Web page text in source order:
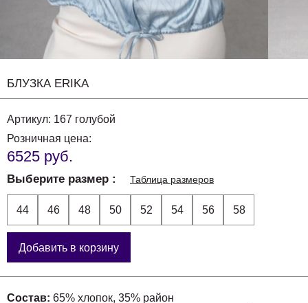
БЛУЗКА ERIKA
Артикул: 167 голубой
Розничная цена:
6525 руб.
Выберите размер Таблица размеров
44 46 48 50 52 54 56 58
Добавить в корзину
Состав: 65% хлопок, 35% район